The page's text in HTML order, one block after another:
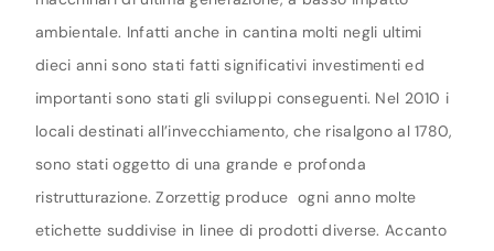
ambientale. Infatti anche in cantina molti negli ultimi
dieci anni sono stati fatti significativi investimenti ed
importanti sono stati gli sviluppi conseguenti. Nel 2010 i
locali destinati all’invecchiamento, che risalgono al 1780,
sono stati oggetto di una grande e profonda
ristrutturazione. Zorzettig produce ogni anno molte
etichette suddivise in linee di prodotti diverse. Accanto